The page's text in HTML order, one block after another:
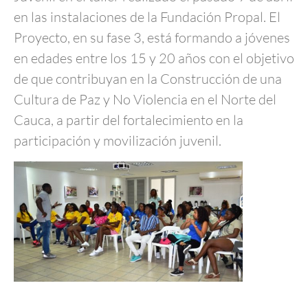
en las instalaciones de la Fundación Propal. El
Proyecto, en su fase 3, está formando a jóvenes
en edades entre los 15 y 20 años con el objetivo
de que contribuyan en la Construcción de una
Cultura de Paz y No Violencia en el Norte del
Cauca, a partir del fortalecimiento en la
participación y movilización juvenil.